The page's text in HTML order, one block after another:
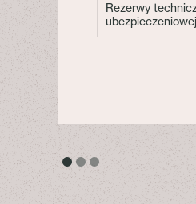
Rezerwy
ubezpieczeniowej